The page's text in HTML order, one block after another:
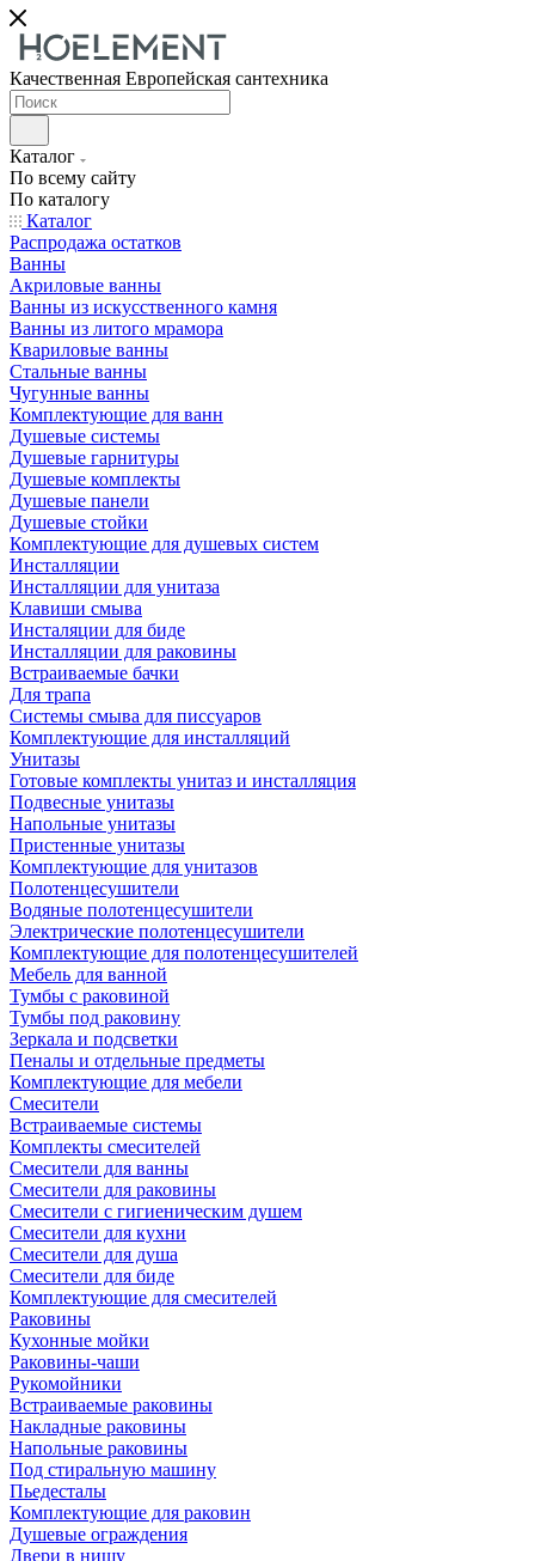
Качественная Европейская сантехника
Каталог
По всему сайту
По каталогу
Каталог
Распродажа остатков
Ванны
Акриловые ванны
Ванны из искусственного камня
Ванны из литого мрамора
Квариловые ванны
Стальные ванны
Чугунные ванны
Комплектующие для ванн
Душевые системы
Душевые гарнитуры
Душевые комплекты
Душевые панели
Душевые стойки
Комплектующие для душевых систем
Инсталляции
Инсталляции для унитаза
Клавиши смыва
Инсталяции для биде
Инсталляции для раковины
Встраиваемые бачки
Для трапа
Системы смыва для писсуаров
Комплектующие для инсталляций
Унитазы
Готовые комплекты унитаз и инсталляция
Подвесные унитазы
Напольные унитазы
Пристенные унитазы
Комплектующие для унитазов
Полотенцесушители
Водяные полотенцесушители
Электрические полотенцесушители
Комплектующие для полотенцесушителей
Мебель для ванной
Тумбы с раковиной
Тумбы под раковину
Зеркала и подсветки
Пеналы и отдельные предметы
Комплектующие для мебели
Смесители
Встраиваемые системы
Комплекты смесителей
Смесители для ванны
Смесители для раковины
Смесители с гигиеническим душем
Смесители для кухни
Смесители для душа
Смесители для биде
Комплектующие для смесителей
Раковины
Кухонные мойки
Раковины-чаши
Рукомойники
Встраиваемые раковины
Накладные раковины
Напольные раковины
Под стиральную машину
Пьедесталы
Комплектующие для раковин
Душевые ограждения
Двери в нишу